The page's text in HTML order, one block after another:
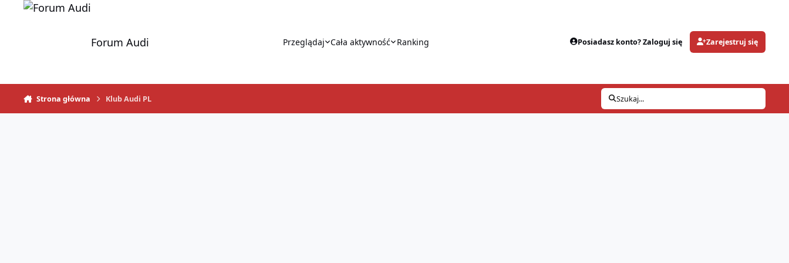
Skocz do zawartości
Forum Audi Przeglądaj Cała aktywność Ranking Posiadasz konto? Zaloguj się Zarejestruj się
Strona główna Klub Audi PL Szukaj...